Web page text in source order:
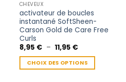
CHEVEUX
activateur de boucles
instantané SoftSheen-
Carson Gold de Care Free
Curls
8,95 € – 11,95 €Plage
prix :
8,95 €
CHOIX DES OPTIONS